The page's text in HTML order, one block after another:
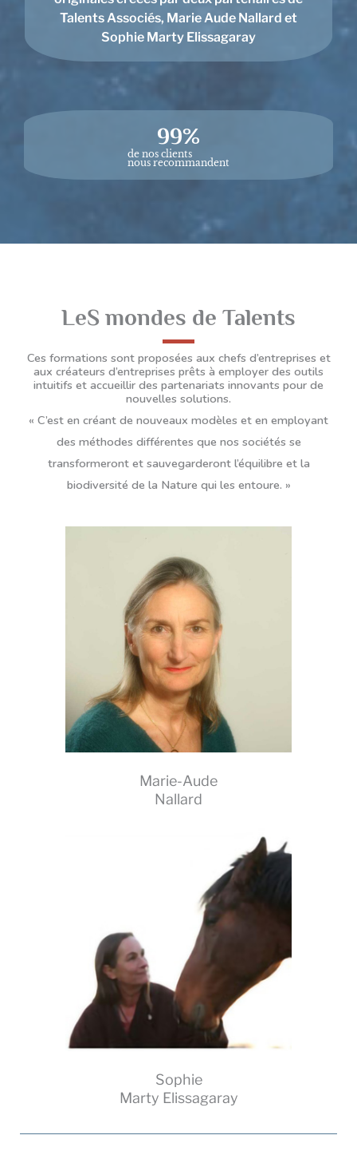
Talents Associés, Marie Aude Nallard et
Sophie Marty Elissagaray
de nos clients
nous recommandent
99%
LeS mondes de Talents
Ces formations sont proposées aux chefs d’entreprises et
aux créateurs d’entreprises prêts à employer des outils
intuitifs et accueillir des partenariats innovants pour de
nouvelles solutions.
« C’est en créant de nouveaux modèles et en employant
des méthodes différentes que nos sociétés se
transformeront et sauvegarderont l’équilibre et la
biodiversité de la Nature qui les entoure. »
Marie-Aude
Nallard
Sophie
Marty Elissagaray